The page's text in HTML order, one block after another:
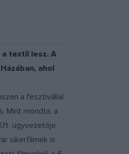
textil lesz. A
ahol
a fesztivállal
Mint mondta, a
ügyvezetője
sikerfilmek is